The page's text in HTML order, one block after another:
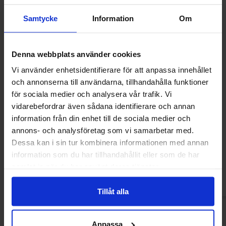
Samtycke Information Om
Denna webbplats använder cookies
Vi använder enhetsidentifierare för att anpassa innehållet
och annonserna till användarna, tillhandahålla funktioner
för sociala medier och analysera vår trafik. Vi
vidarebefordrar även sådana identifierare och annan
information från din enhet till de sociala medier och
annons- och analysföretag som vi samarbetar med.
Dessa kan i sin tur kombinera informationen med annan
information som du har tillhandahållit eller som de har
Tillåt alla
Anpassa
Matthijs Sura Blå Tungor 800g
139.90 kr
Matthijs Cola